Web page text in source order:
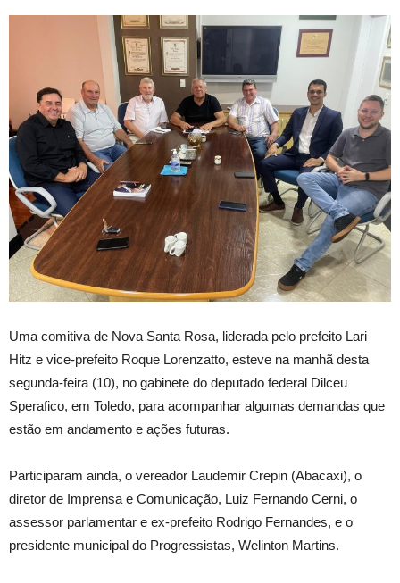
Uma comitiva de Nova Santa Rosa, liderada pelo prefeito Lari
Hitz e vice-prefeito Roque Lorenzatto, esteve na manhã desta
segunda-feira (10), no gabinete do deputado federal Dilceu
Sperafico, em Toledo, para acompanhar algumas demandas que
estão em andamento e ações futuras.
Participaram ainda, o vereador Laudemir Crepin (Abacaxi), o
diretor de Imprensa e Comunicação, Luiz Fernando Cerni, o
assessor parlamentar e ex-prefeito Rodrigo Fernandes, e o
presidente municipal do Progressistas, Welinton Martins.